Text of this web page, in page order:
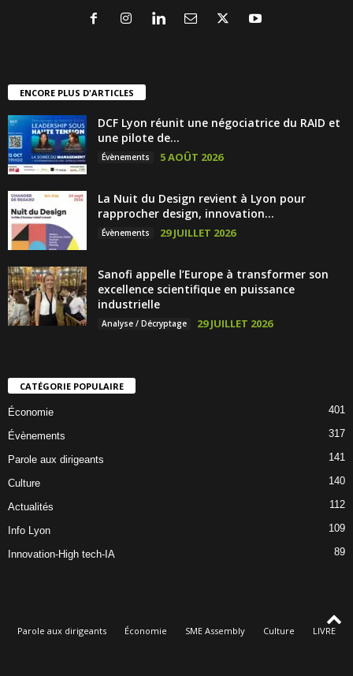
ENCORE PLUS D'ARTICLES
DCF Lyon réunit une négociatrice du RAID et
une pilote de...
Évènements 5 AOÛT 2026
La Nuit du Design revient à Lyon pour
rapprocher design, innovation...
Évènements 29 JUILLET 2026
Sanofi appelle l’Europe à transformer son
excellence scientifique en puissance
industrielle
Analyse / Décryptage 29 JUILLET 2026
CATÉGORIE POPULAIRE
Économie 401
Évènements 317
Parole aux dirigeants 141
Culture 140
Actualités 112
Info Lyon 109
Innovation-High tech-IA 89
Parole aux dirigeants Économie SME Assembly Culture
LIVRE